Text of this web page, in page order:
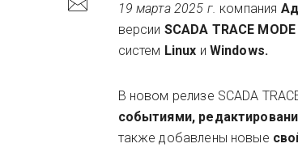
19 марта 2025 г. компания
версии SCADA TRACE
систем Linux и Windows.
В новом релизе SCADA
событиями,
также добавлены новые